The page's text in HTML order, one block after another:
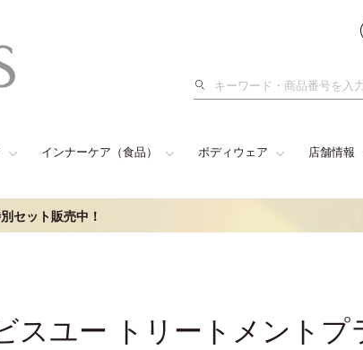
検
インナーケア（食品） ボディウェア 店舗情報
セット販売中！
スユー トリートメントプ